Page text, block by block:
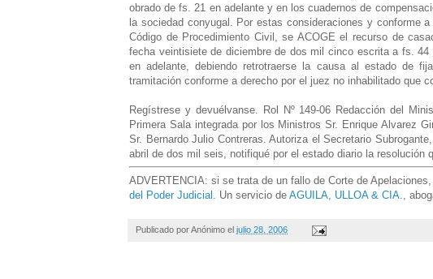
obrado de fs. 21 en adelante y en los cuadernos de
la sociedad conyugal. Por estas consideraciones y conforme
Código de Procedimiento Civil, se ACOGE el recurso de
fecha veintisiete de diciembre de dos mil cinco escrita a fs.
en adelante, debiendo retrotraerse la causa al estado de
tramitación conforme a derecho por el juez no inhabilitado que
Regístrese y devuélvanse. Rol Nº 149-06 Redacción del
Primera Sala integrada por los Ministros Sr. Enrique Alvarez
Sr. Bernardo Julio Contreras. Autoriza el Secretario
abril de dos mil seis, notifiqué por el estado diario la resolución
ADVERTENCIA: si se trata de un fallo de Corte de
del Poder Judicial
. Un servicio de AGUILA, ULLOA & CIA. ,
Publicado porAnónimo el julio 28, 2006